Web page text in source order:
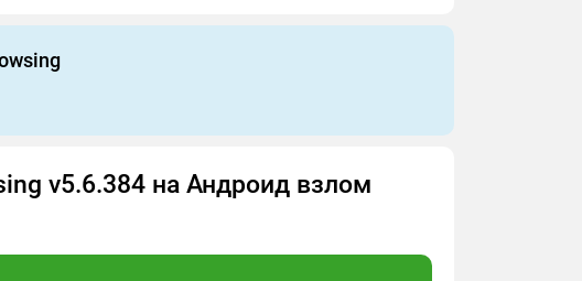
v5.6.384 на Андроид взлом